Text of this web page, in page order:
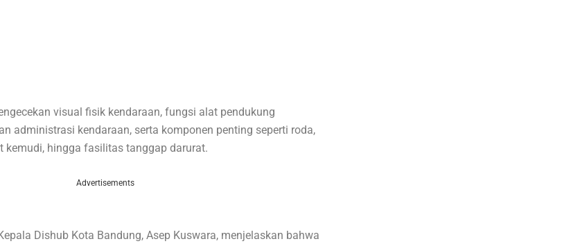
visual fisik kendaraan, fungsi alat pendukung
administrasi kendaraan, serta komponen penting seperti roda,
kemudi, hingga fasilitas tanggap darurat.
Advertisements
Dishub Kota Bandung, Asep Kuswara, menjelaskan bahwa